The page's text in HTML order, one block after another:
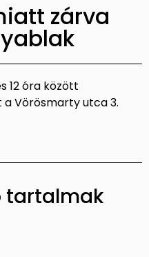
zárva
12 óra között
Vörösmarty utca 3.
tartalmak